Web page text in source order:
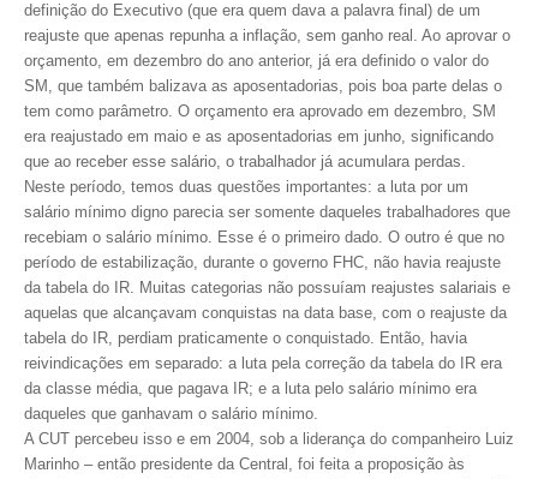
REVISÃO DE APOSENTADORIA
FGTS EXPURGOS
FGTS CORREÇÃO
LEGISLAÇÃO
LEI 4.950-A/1966 – PISO SALARIAL
LEI 5.194/1966 – REGULAMENTAÇÃO DA PROFISSÃO
LEI 6.496/1977 – ART
RES 1.002/2002 – CÓDIGO DE ÉTICA
HOMOLOGAÇÕES
PISO SALARIAL
definição do Executivo (que era quem dava a palavra final) de um
reajuste que apenas repunha a inflação, sem ganho real. Ao aprovar o
orçamento, em dezembro do ano anterior, já era definido o valor do
SM, que também balizava as aposentadorias, pois boa parte delas o
tem como parâmetro. O orçamento era aprovado em dezembro, SM
era reajustado em maio e as aposentadorias em junho, significando
que ao receber esse salário, o trabalhador já acumulara perdas.
Neste período, temos duas questões importantes: a luta por um
salário mínimo digno parecia ser somente daqueles trabalhadores que
recebiam o salário mínimo. Esse é o primeiro dado. O outro é que no
período de estabilização, durante o governo FHC, não havia reajuste
da tabela do IR. Muitas categorias não possuíam reajustes salariais e
aquelas que alcançavam conquistas na data base, com o reajuste da
tabela do IR, perdiam praticamente o conquistado. Então, havia
reivindicações em separado: a luta pela correção da tabela do IR era
da classe média, que pagava IR; e a luta pelo salário mínimo era
daqueles que ganhavam o salário mínimo.
A CUT percebeu isso e em 2004, sob a liderança do companheiro Luiz
Marinho – então presidente da Central, foi feita a proposição às